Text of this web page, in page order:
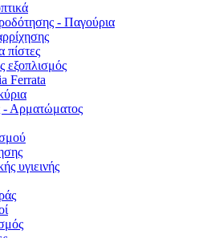
- Παγούρια
πίστες
εξοπλισμός
Ferrata
- Αρματώματος
υγιεινής